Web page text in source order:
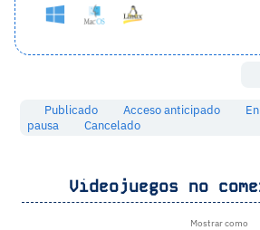
Publicado Acceso anticipado
pausa
Cancelado
Videojuegos no
Mostrar como